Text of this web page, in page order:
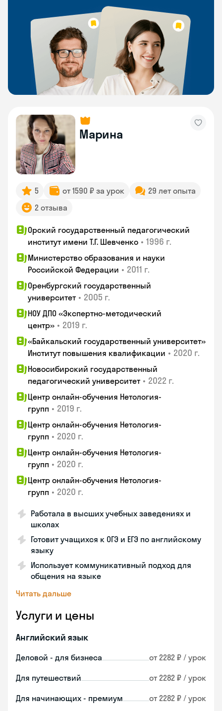
Марина
5 от 1590 ₽ за урок
29 лет опыта
2 отзыва
Орский государственный педагогический
институт имени Т.Г. Шевченко • 1996 г.
Министерство образования и науки
Российской Федерации • 2011 г.
Оренбургский государственный
университет • 2005 г.
НОУ ДПО «Экспертно-методический
центр» • 2019 г.
«Байкальский государственный университет»
Институт повышения квалификации • 2020 г.
Новосибирский государственный
педагогический университет • 2022 г.
Центр онлайн-обучения Нетология-
групп • 2019 г.
Центр онлайн-обучения Нетология-
групп • 2020 г.
Центр онлайн-обучения Нетология-
групп • 2020 г.
Центр онлайн-обучения Нетология-
групп • 2020 г.
Работала в высших учебных заведениях и
школах
Готовит учащихся к ОГЭ и ЕГЭ по английскому
языку
Использует коммуникативный подход для
общения на языке
Читать дальше
Услуги и цены
Английский язык
Деловой - для бизнеса от 2282 ₽ / урок
Для путешествий от 2282 ₽ / урок
Для начинающих - премиум от 2282 ₽ / урок